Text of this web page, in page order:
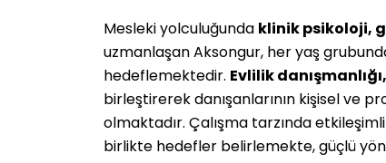
Mesleki yolculuğunda klinik psikoloji,
uzmanlaşan Aksongur, her yaş
hedeflemektedir. Evlilik
birleştirerek danışanlarının kişisel ve
olmaktadır. Çalışma tarzında
birlikte hedefler belirlemekte, güçlü